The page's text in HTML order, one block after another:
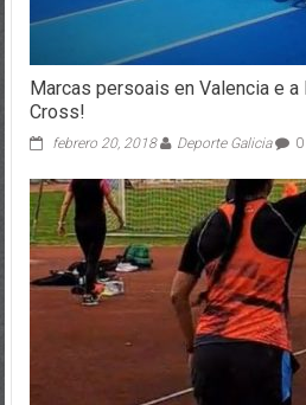
Marcas persoais en Valencia e
Cross!
febrero 20, 2018 Deporte Galicia 0